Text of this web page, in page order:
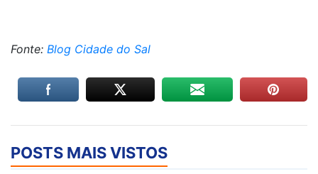
Fonte: Blog Cidade do Sal
POSTS MAIS VISTOS